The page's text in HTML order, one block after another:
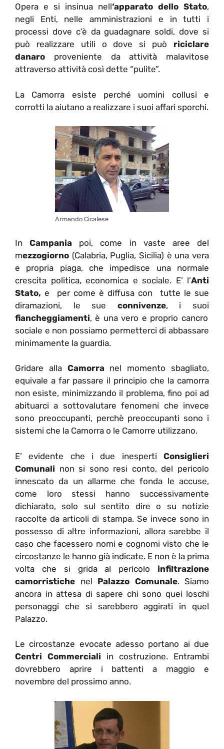
Opera e si insinua nell‘apparato dello Stato,
negli Enti, nelle amministrazioni e in tutti i
processi dove c’è da guadagnare soldi, dove si
può realizzare utili o dove si può riciclare
danaro proveniente da attività malavitose
attraverso attività così dette “pulite”.
La Camorra esiste perché uomini collusi e
corrotti la aiutano a realizzare i suoi affari sporchi.
Armando Cicalese
InCampania poi, come in vaste aree del
mezzogiorno (Calabria, Puglia, Sicilia) è una vera
e propria piaga, che impedisce una normale
crescita politica, economica e sociale. E’ l’Anti
Stato, e per come è diffusa con tutte le sue
diramazioni, le sue connivenze, i suoi
fiancheggiamenti, è una vero e proprio cancro
sociale e non possiamo permetterci di abbassare
minimamente la guardia.
Gridare allaCamorranel momento sbagliato,
equivale a far passare il principio che la camorra
non esiste, minimizzando il problema, fino poi ad
abituarci a sottovalutare fenomeni che invece
sono preoccupanti, perchè preoccupanti sono i
sistemi che la Camorra o le Camorre utilizzano.
E’ evidente che i due inesperti Consiglieri
Comunali non si sono resi conto, del pericolo
innescato da un allarme che fonda le accuse,
come loro stessi hanno successivamente
dichiarato, solo sul sentito dire o su notizie
raccolte da articoli di stampa. Se invece sono in
possesso di altre informazioni, allora sarebbe il
caso che facessero nomi e cognomi visto che le
circostanze le hanno già indicate. E non è la prima
volta che si grida al pericolo infiltrazione
camorristiche nel Palazzo Comunale. Siamo
ancora in attesa di sapere chi sono quei loschi
personaggi che si sarebbero aggirati in quel
Palazzo.
Le circostanze evocate adesso portano ai due
Centri Commerciali in costruzione. Entrambi
dovrebbero aprire i battenti a maggio e
novembre del prossimo anno.